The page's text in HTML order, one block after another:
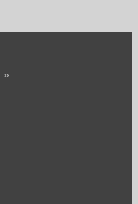
»